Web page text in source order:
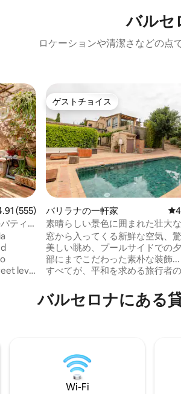
バルセ
ロケーションや清潔さなどの点
ュー555件、5つ星中4.91つ星の平均評価
(555)
ティ
level
ゲストチョイス
ゲストチョイス
バリラナの一軒家 レ
素晴らしい景色に囲まれた壮大
窓から入ってくる新鮮な空気、
美しい眺め、プールサイドでの
部にまでこだわった素朴な装飾...
すべてが、平和を求める旅行者
い宿泊施設にあります。 バルセ
28km。 ペネデスのヴァリラナの静かな住
します。 重要：非常に広いスペースであ
るため、Wi-Fiは家の一部にしか
バルセロナにある
Wi-Fi